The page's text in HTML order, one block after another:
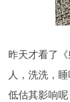
昨天才看了
人，洗洗，
低估其影响